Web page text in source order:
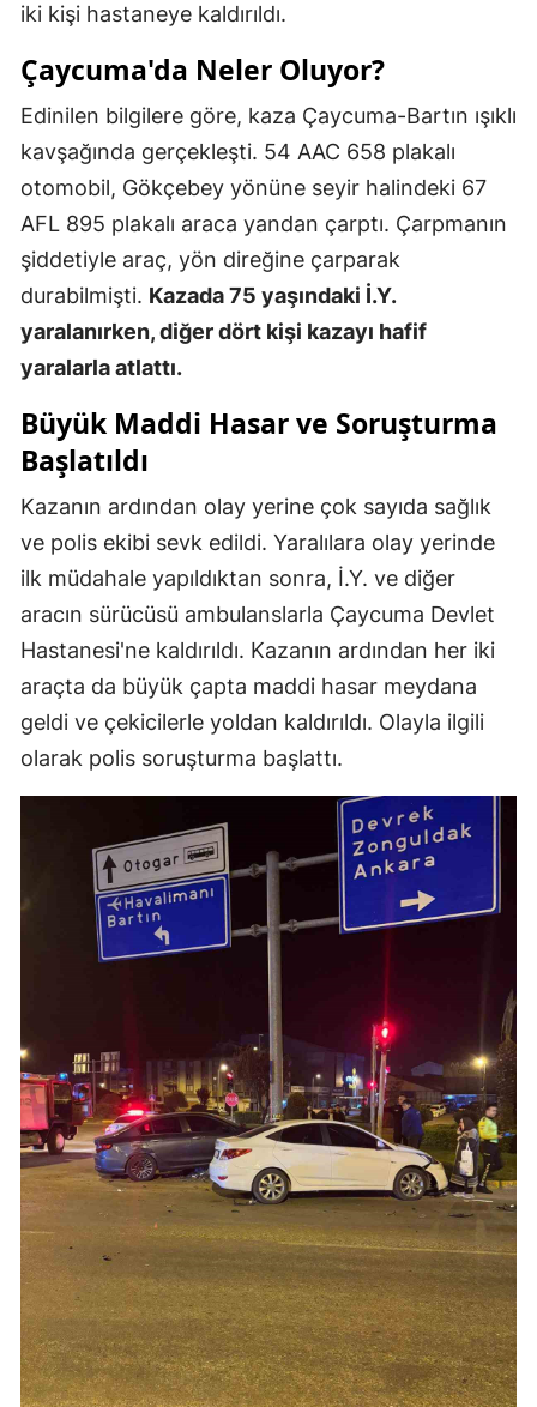
iki kişi hastaneye kaldırıldı.
Çaycuma'da Neler Oluyor?
Edinilen bilgilere göre, kaza Çaycuma-Bartın ışıklı
kavşağında gerçekleşti. 54 AAC 658 plakalı
otomobil, Gökçebey yönüne seyir halindeki 67
AFL 895 plakalı araca yandan çarptı. Çarpmanın
şiddetiyle araç, yön direğine çarparak
durabilmişti. Kazada 75 yaşındaki İ.Y.
yaralanırken, diğer dört kişi kazayı hafif
yaralarla atlattı.
Büyük Maddi Hasar ve Soruşturma
Başlatıldı
Kazanın ardından olay yerine çok sayıda sağlık
ve polis ekibi sevk edildi. Yaralılara olay yerinde
ilk müdahale yapıldıktan sonra, İ.Y. ve diğer
aracın sürücüsü ambulanslarla Çaycuma Devlet
Hastanesi'ne kaldırıldı. Kazanın ardından her iki
araçta da büyük çapta maddi hasar meydana
geldi ve çekicilerle yoldan kaldırıldı. Olayla ilgili
olarak polis soruşturma başlattı.